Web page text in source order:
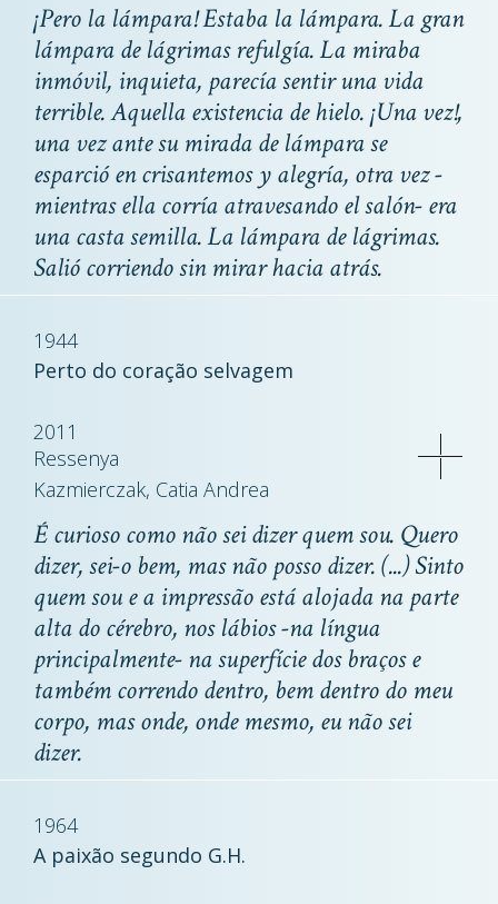
¡Pero la lámpara! Estaba la lámpara. La gran
lámpara de lágrimas refulgía. La miraba
inmóvil, inquieta, parecía sentir una vida
terrible. Aquella existencia de hielo. ¡Una vez!,
una vez ante su mirada de lámpara se
esparció en crisantemos y alegría, otra vez -
mientras ella corría atravesando el salón- era
una casta semilla. La lámpara de lágrimas.
Salió corriendo sin mirar hacia atrás.
1944
Perto do coração selvagem
2011
Ressenya
Kazmierczak, Catia Andrea
É curioso como não sei dizer quem sou. Quero
dizer, sei-o bem, mas não posso dizer. (...) Sinto
quem sou e a impressão está alojada na parte
alta do cérebro, nos lábios -na língua
principalmente- na superfície dos braços e
também correndo dentro, bem dentro do meu
corpo, mas onde, onde mesmo, eu não sei
dizer.
1964
A paixão segundo G.H.